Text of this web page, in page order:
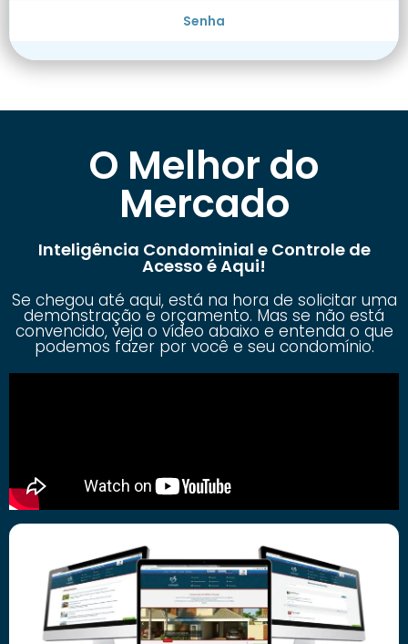
Senha
O Melhor do
Mercado
Inteligência Condominial e Controle de
Acesso é Aqui!
Se chegou até aqui, está na hora de solicitar uma
demonstração e orçamento. Mas se não está
convencido, veja o vídeo abaixo e entenda o que
podemos fazer por você e seu condomínio.